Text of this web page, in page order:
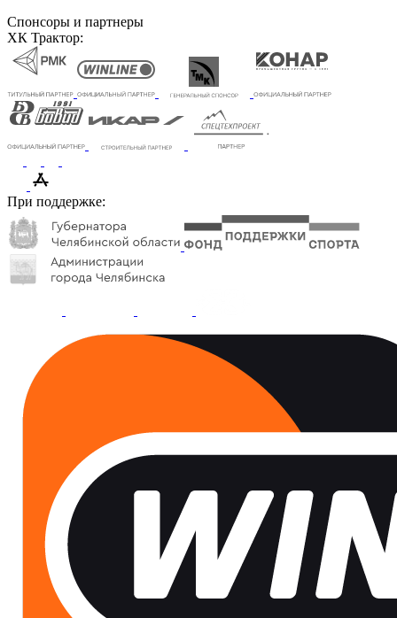
Спонсоры и партнеры
ХК Трактор:
При поддержке: